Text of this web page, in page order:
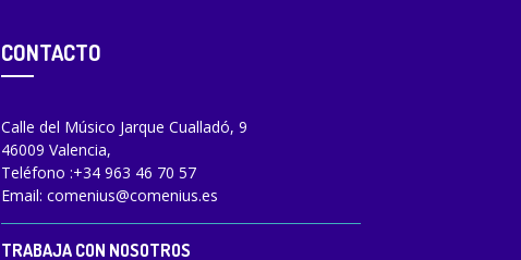
CONTACTO
Calle del Músico Jarque Cualladó, 9
46009 Valencia,
Teléfono :+34 963 46 70 57
Email: comenius@comenius.es
TRABAJA CON NOSOTROS